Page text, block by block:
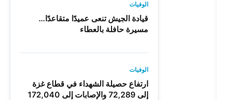
الوفيات
قيادة الجيش تنعى عميدًا متقاعدًا…
مسيرة حافلة بالعطاء
الوفيات
ارتفاع حصيلة الشهداء في قطاع غزة
إلى 72,289 والإصابات إلى 172,040